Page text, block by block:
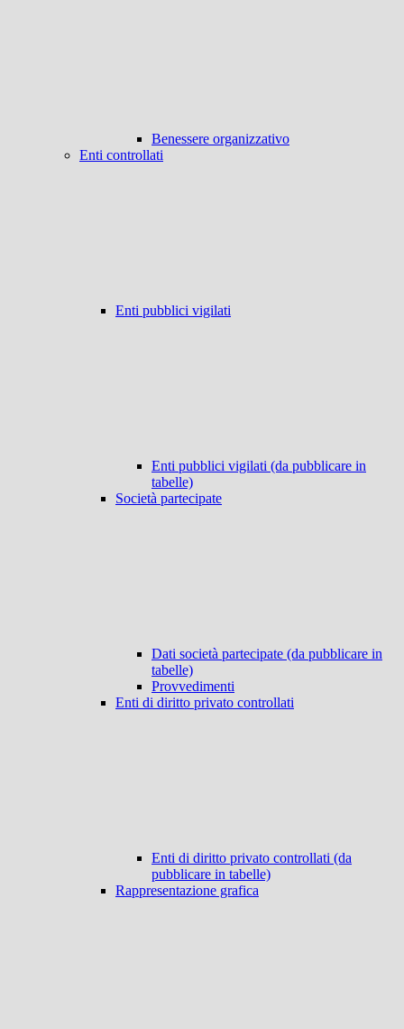
Benessere organizzativo
Enti controllati
Enti pubblici vigilati
Enti pubblici vigilati (da pubblicare in
tabelle)
Società partecipate
Dati società partecipate (da pubblicare in
tabelle)
Provvedimenti
Enti di diritto privato controllati
Enti di diritto privato controllati (da
pubblicare in tabelle)
Rappresentazione grafica